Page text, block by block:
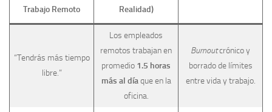
Trabajo Remoto
Realidad)
“Tendrás más tiempo
libre.”
Los empleados
remotos trabajan en
promedio 1.5 horas
más al díaque en la
oficina.
Burnoutcrónico y
borrado de límites
entre vida y trabajo.